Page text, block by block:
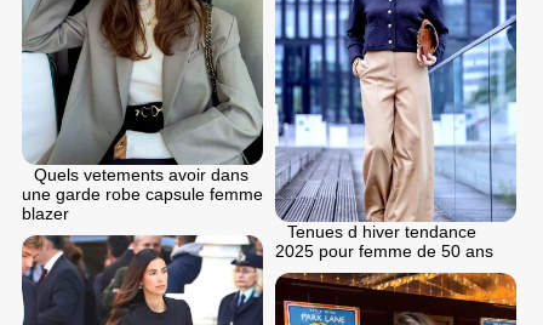
Quels vetements avoir dans
une garde robe capsule femme
blazer
Tenues d hiver tendance
2025 pour femme de 50 ans